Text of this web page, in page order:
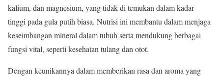
kalium, dan magnesium, yang tidak di temukan dalam kadar
tinggi pada gula putih biasa. Nutrisi ini membantu dalam menjaga
keseimbangan mineral dalam tubuh serta mendukung berbagai
fungsi vital, seperti kesehatan tulang dan otot.
Dengan keunikannya dalam memberikan rasa dan aroma yang